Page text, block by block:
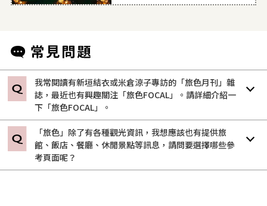
我常閱讀有新垣結衣或米倉涼子專訪的「旅色月刊」雜
誌，最近也有興趣關注「旅色FOCAL」。請詳細介紹一
下「旅色FOCAL」。
「旅色」除了有各種觀光資訊，我想應該也有提供旅
館、飯店、餐廳、休閒景點等訊息，請問要選擇哪些參
考頁面呢？